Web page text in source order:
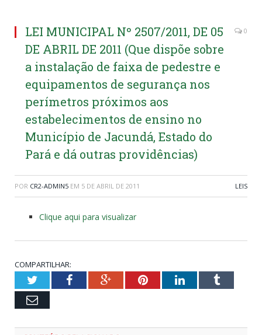
LEI MUNICIPAL Nº 2507/2011, DE 05
DE ABRIL DE 2011 (Que dispõe sobre
a instalação de faixa de pedestre e
equipamentos de segurança nos
perímetros próximos aos
estabelecimentos de ensino no
Município de Jacundá, Estado do
Pará e dá outras providências)
0
POR CR2-ADMIN5 EM 5 DE ABRIL DE 2011 LEIS
Clique aqui para visualizar
COMPARTILHAR:
TwitterFacebookGoogle+PinterestLinkedInTumblr
Email